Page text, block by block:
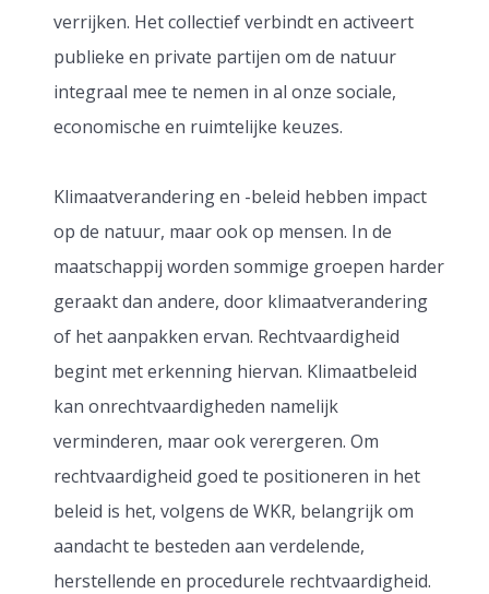
verrijken. Het collectief verbindt en activeert
publieke en private partijen om de natuur
integraal mee te nemen in al onze sociale,
economische en ruimtelijke keuzes.
Klimaatverandering en -beleid hebben impact
op de natuur, maar ook op mensen. In de
maatschappij worden sommige groepen harder
geraakt dan andere, door klimaatverandering
of het aanpakken ervan. Rechtvaardigheid
begint met erkenning hiervan. Klimaatbeleid
kan onrechtvaardigheden namelijk
verminderen, maar ook verergeren. Om
rechtvaardigheid goed te positioneren in het
beleid is het, volgens de WKR, belangrijk om
aandacht te besteden aan verdelende,
herstellende en procedurele rechtvaardigheid.